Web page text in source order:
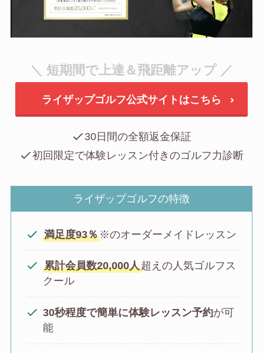
＼ 短期間で上達＆飛距離アップ ／
ライザップゴルフ公式サイトはこちら
30日間の全額返金保証
初回限定で体験レッスン付きのゴルフ力診断
ライザップゴルフの特徴
満足度93％※のオーダーメイドレッスン
累計会員数20,000人超えの人気ゴルフス
クール
30秒程度で簡単に体験レッスン予約が可
能